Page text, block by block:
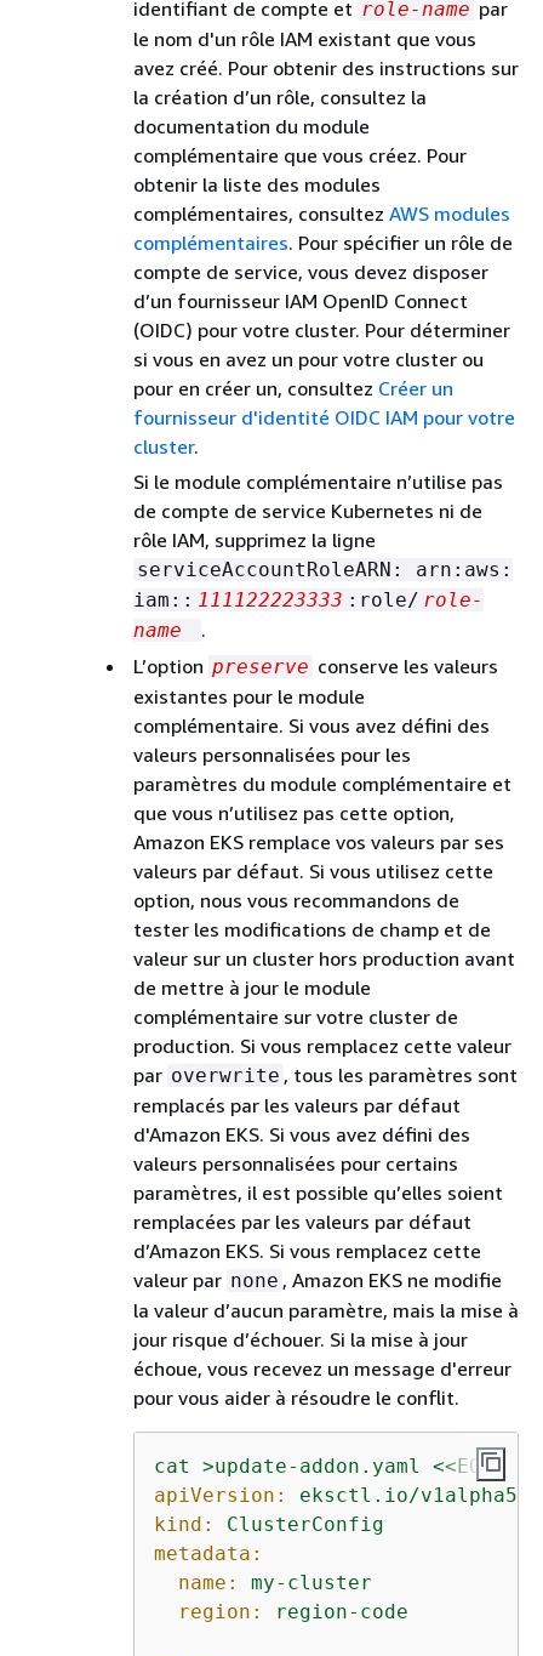
identifiant de compte et role-name par
le nom d'un rôle IAM existant que vous
avez créé. Pour obtenir des instructions sur
la création d’un rôle, consultez la
documentation du module
complémentaire que vous créez. Pour
obtenir la liste des modules
complémentaires, consultez AWS modules
complémentaires. Pour spécifier un rôle de
compte de service, vous devez disposer
d’un fournisseur IAM OpenID Connect
(OIDC) pour votre cluster. Pour déterminer
si vous en avez un pour votre cluster ou
pour en créer un, consultez Créer un
fournisseur d'identité OIDC IAM pour votre
cluster.
Si le module complémentaire n’utilise pas
de compte de service Kubernetes ni de
rôle IAM, supprimez la ligne
serviceAccountRoleARN: arn:aws:
iam:: 111122223333 :role/ role-
name
.
L’option preserve conserve les valeurs
existantes pour le module
complémentaire. Si vous avez défini des
valeurs personnalisées pour les
paramètres du module complémentaire et
que vous n’utilisez pas cette option,
Amazon EKS remplace vos valeurs par ses
valeurs par défaut. Si vous utilisez cette
option, nous vous recommandons de
tester les modifications de champ et de
valeur sur un cluster hors production avant
de mettre à jour le module
complémentaire sur votre cluster de
production. Si vous remplacez cette valeur
par overwrite , tous les paramètres sont
remplacés par les valeurs par défaut
d'Amazon EKS. Si vous avez défini des
valeurs personnalisées pour certains
paramètres, il est possible qu’elles soient
remplacées par les valeurs par défaut
d’Amazon EKS. Si vous remplacez cette
valeur par none , Amazon EKS ne modifie
la valeur d’aucun paramètre, mais la mise à
jour risque d’échouer. Si la mise à jour
échoue, vous recevez un message d'erreur
pour vous aider à résoudre le conflit.
cat >update-addon.yaml
<<EOF
apiVersion:
eksctl.io/v1alpha5
kind:
ClusterConfig
metadata:
name:
my-cluster
region:
region-code